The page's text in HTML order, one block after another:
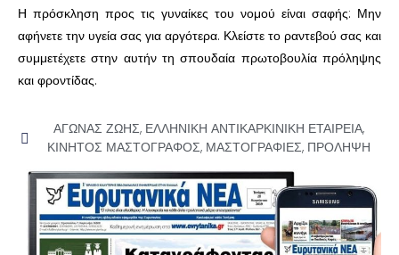
Η πρόσκληση προς τις γυναίκες του νομού είναι σαφής: Μην
αφήνετε την υγεία σας για αργότερα. Κλείστε το ραντεβού σας και
συμμετέχετε στην αυτήν τη σπουδαία πρωτοβουλία πρόληψης
και φροντίδας.
ΑΓΩΝΑΣ ΖΩΗΣ, ΕΛΛΗΝΙΚΗ ΑΝΤΙΚΑΡΚΙΝΙΚΗ ΕΤΑΙΡΕΙΑ,
ΚΙΝΗΤΟΣ ΜΑΣΤΟΓΡΑΦΟΣ, ΜΑΣΤΟΓΡΑΦΙΕΣ, ΠΡΟΛΗΨΗ